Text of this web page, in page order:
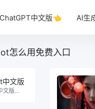
中文版👈 AI生
怎么用免费入口
文版
Copilot中文版免费使用。